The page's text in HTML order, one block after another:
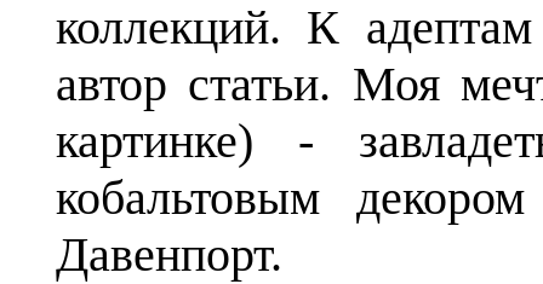
коллекций. К
автор статьи. Моя
картинке) -
кобальтовым
Давенпорт.